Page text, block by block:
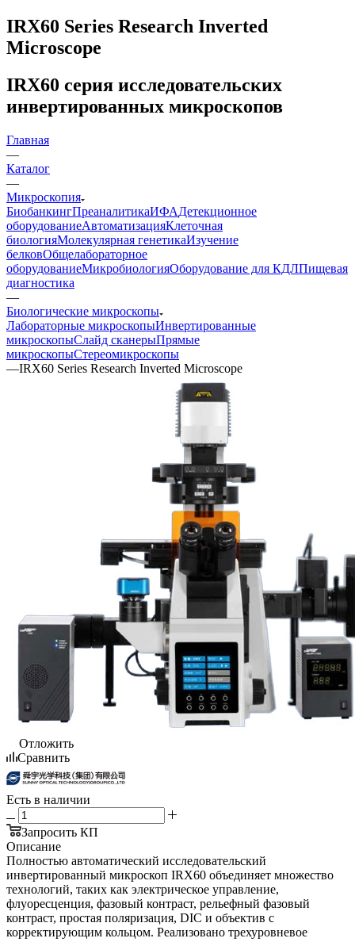
IRX60 Series Research Inverted
Microscope
IRX60 серия исследовательских
инвертированных микроскопов
Главная
—
Каталог
—
Микроскопия
БиобанкингПреаналитикаИФАДетекционное
оборудованиеАвтоматизацияКлеточная
биологияМолекулярная генетикаИзучение
белковОбщелабораторное
оборудованиеМикробиологияОборудование для КДЛПищевая
диагностика
—
Биологические микроскопы
Лабораторные микроскопыИнвертированные
микроскопыСлайд сканерыПрямые
микроскопыСтереомикроскопы
—IRX60 Series Research Inverted Microscope
Отложить
Сравнить
Есть в наличии
Запросить КП
Описание
Полностью автоматический исследовательский
инвертированный микроскоп IRX60 объединяет множество
технологий, таких как электрическое управление,
флуоресценция, фазовый контраст, рельефный фазовый
контраст, простая поляризация, DIC и объектив с
корректирующим кольцом. Реализовано трехуровневое